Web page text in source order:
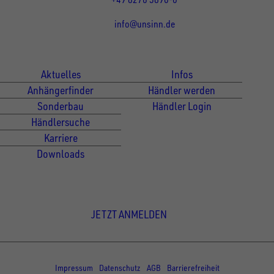
info@unsinn.de
Aktuelles
Anhängerfinder
Sonderbau
Händlersuche
Karriere
Downloads
Infos
Händler werden
Händler Login
JETZT ANMELDEN
Impressum
Datenschutz AGB Barrierefreiheit